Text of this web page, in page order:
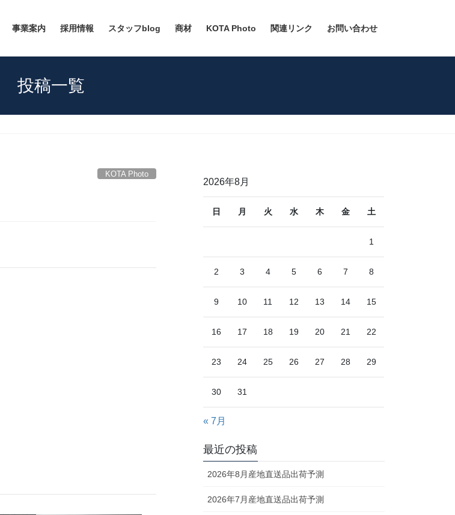
事業案内 採用情報 スタッフblog 商材 KOTA Photo 関連リンク お問い合わせ
投稿一覧
KOTA Photo
2026年8月
日 月 火 水 木 金 土
1
2 3 4 5 6 7 8
9 10 11 12 13 14 15
16 17 18 19 20 21 22
23 24 25 26 27 28 29
30 31
« 7月
最近の投稿
2026年8月産地直送品出荷予測
2026年7月産地直送品出荷予測